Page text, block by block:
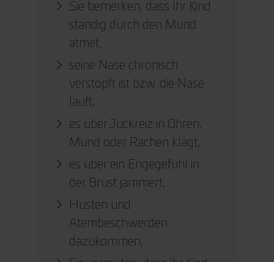
Sie bemerken, dass Ihr Kind
ständig durch den Mund
atmet,
seine Nase chronisch
verstopft ist bzw. die Nase
läuft,
es über Juckreiz in Ohren,
Mund oder Rachen klagt,
es über ein Engegefühl in
der Brust jammert,
Husten und
Atembeschwerden
dazukommen,